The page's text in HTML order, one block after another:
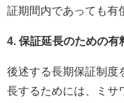
証期間内であっても有
4. 保証延長のための有
後述する長期保証制度
長するためには、ミサ